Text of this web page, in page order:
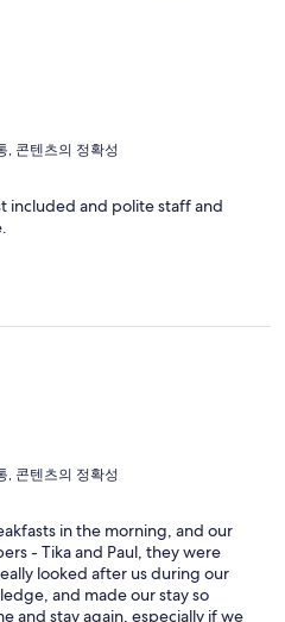
, 콘텐츠의 정확성
included and polite staff and
, 콘텐츠의 정확성
in the morning, and our
- Tika and Paul, they were
looked after us during our
and made our stay so
and stay again, especially if we